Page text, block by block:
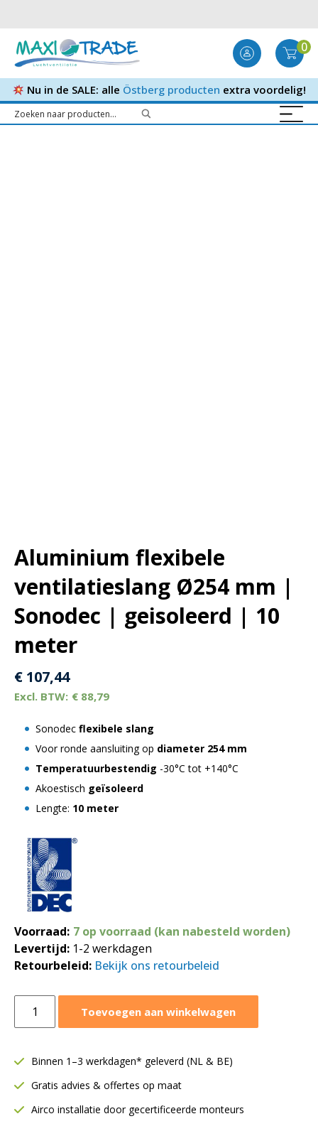
0
Nu in de SALE: alle Östberg producten extra voordelig!
Aluminium flexibele
ventilatieslang Ø254 mm |
Sonodec | geisoleerd | 10
meter
€ 107,44
€ 88,79
Sonodec flexibele slang
Voor ronde aansluiting op diameter 254 mm
Temperatuurbestendig -30°C tot +140°C
Akoestisch geïsoleerd
Lengte: 10 meter
Voorraad: 7 op voorraad (kan nabesteld worden)
Levertijd: 1-2 werkdagen
Retourbeleid: Bekijk ons retourbeleid
flexibele
Ø254
|
Sonodec
Toevoegen aan winkelwagen
Binnen 1–3 werkdagen* geleverd (NL & BE)
Gratis advies & offertes op maat
Airco installatie door gecertificeerde monteurs